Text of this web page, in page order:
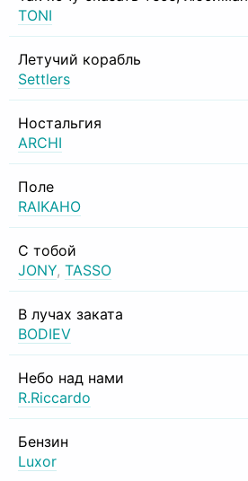
TONI
Летучий корабль
Settlers
Ностальгия
ARCHI
Поле
RAIKAHO
С тобой
JONY, TASSO
В лучах заката
BODIEV
Небо над нами
R.Riccardo
Бензин
Luxor